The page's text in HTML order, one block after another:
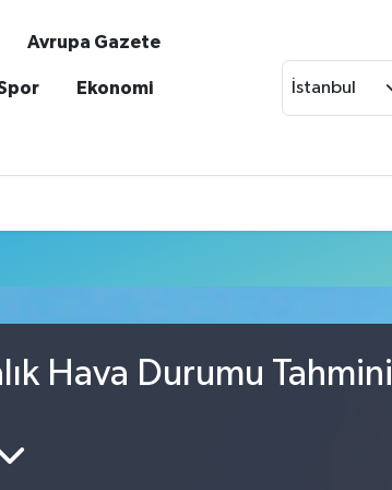
Avrupa Gazete
Ekonomi İstanbul
Hava Durumu Tahmini